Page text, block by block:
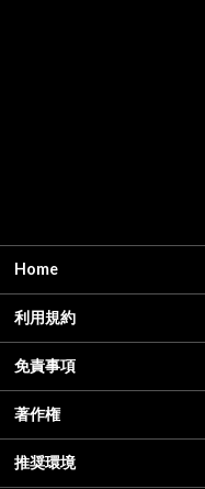
Home
利用規約
免責事項
著作権
推奨環境